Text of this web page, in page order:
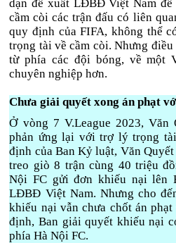
dạn đề xuất LĐBĐ Việt Nam
cầm còi các trận đấu có liên
quy định của FIFA, không thể
trọng tài về cầm còi. Nhưng
từ phía các đội bóng, về một
chuyên nghiệp hơn.
Chưa giải quyết xong án phạt
Ở vòng 7 V.League 2023, Văn
phản ứng lại với trợ lý trọng
định của Ban Kỷ luật, Văn
treo giò 8 trận cùng 40 triệu
Nội FC gửi đơn khiếu nại lên
LĐBĐ Việt Nam. Nhưng cho
khiếu nại vẫn chưa chốt án
định, Ban giải quyết khiếu nại
phía Hà Nội FC.